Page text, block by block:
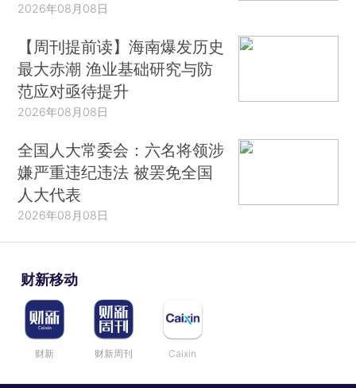
2026年08月08日
【周刊提前读】海南爆发历史
最大赤潮 渔业基础研究与防
范应对亟待提升
2026年08月08日
全国人大常委会：六名将领涉
嫌严重违纪违法 被罢免全国
人大代表
2026年08月08日
财新移动
财新 财新周刊 Caixin